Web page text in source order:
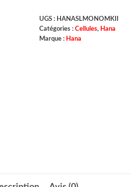
UGS : HANASLMONOMKII
Catégories :Cellules, Hana
Marque : Hana